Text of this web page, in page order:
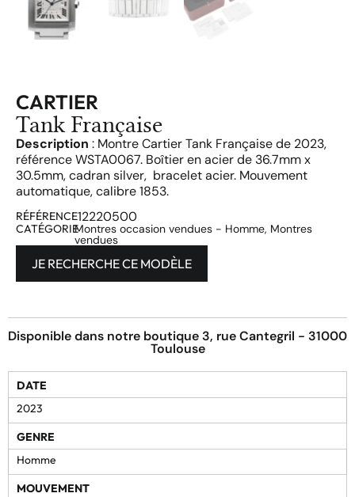
CARTIER
Tank Française
Description : Montre Cartier Tank Française de 2023,
référence WSTA0067. Boîtier en acier de 36.7mm x
30.5mm, cadran silver, bracelet acier. Mouvement
automatique, calibre 1853.
RÉFÉRENCE12220500
CATÉGORIEMontres occasion vendues - Homme, Montres
vendues
JE RECHERCHE CE MODÈLE
Disponible dans notre boutique 3, rue Cantegril - 31000
Toulouse
DATE
2023
GENRE
Homme
MOUVEMENT